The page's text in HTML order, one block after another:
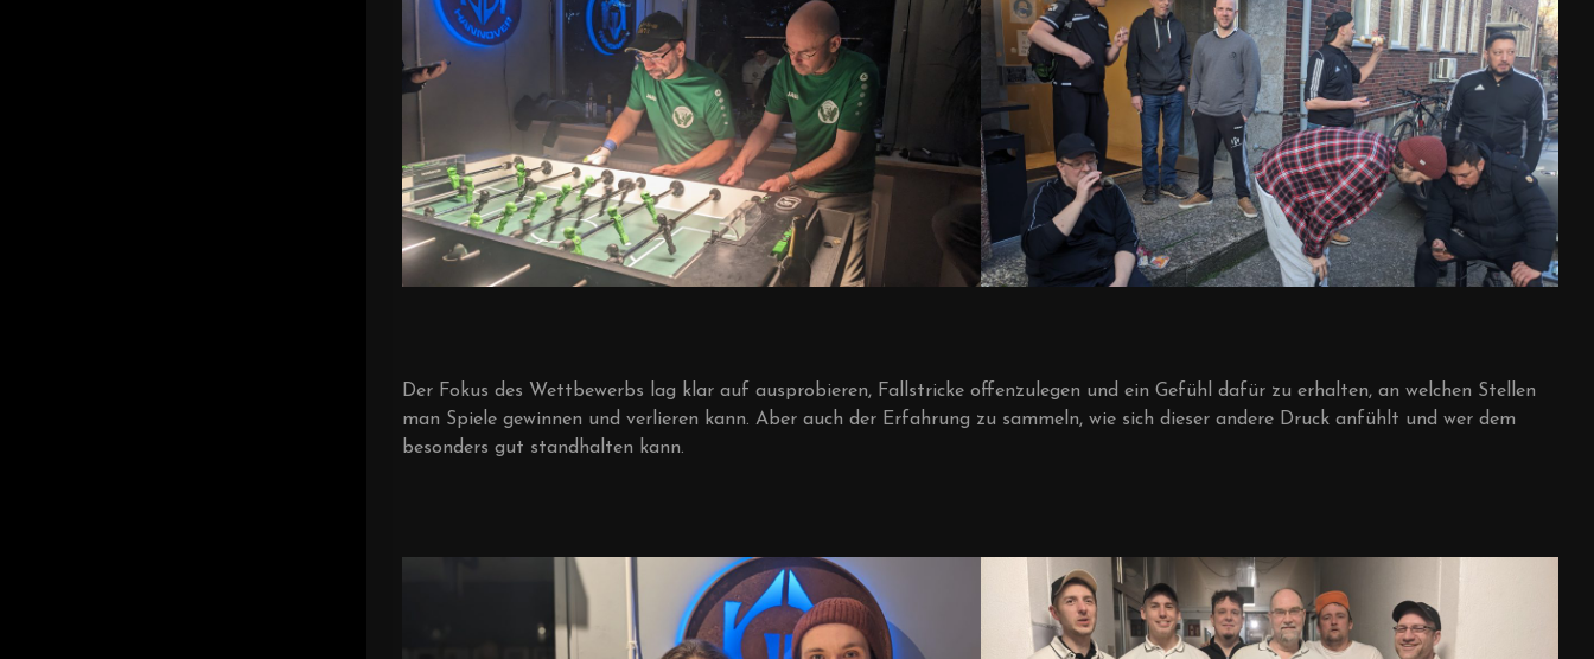
Der Fokus des Wettbewerbs lag klar auf ausprobieren, Fallstricke offenzulegen und ein Gefühl dafür zu erhalten, an welchen Stellen
man Spiele gewinnen und verlieren kann. Aber auch der Erfahrung zu sammeln, wie sich dieser andere Druck anfühlt und wer dem
besonders gut standhalten kann.